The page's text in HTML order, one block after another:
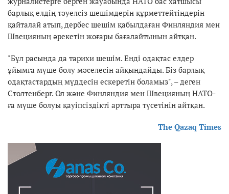
барлық елдің тәуелсіз шешімдерін құрметтейтіндерін
қайталай атып, дербес шешім қабылдаған Финляндия мен
Швецияның әрекетін жоғары бағалайтынын айтқан.
"Бұл расында да тарихи шешім. Енді одақтас елдер
ұйымға мүше болу мәселесін айқындайды. Біз барлық
одақтастардың мүддесін ескеретін боламыз", – деген
Столтенберг. Ол және Финляндия мен Швецияның НАТО-
ға мүше болуы қауіпсіздікті арттыра түсетінін айтқан.
The Qazaq Times